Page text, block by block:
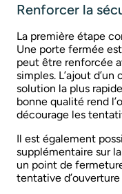
Renforcer la
La première étape
Une porte fermée
peut être renforcée
simples. L’ajout
solution la plus
bonne qualité rend
décourage les
Il est également
supplémentaire sur
un point de
tentative